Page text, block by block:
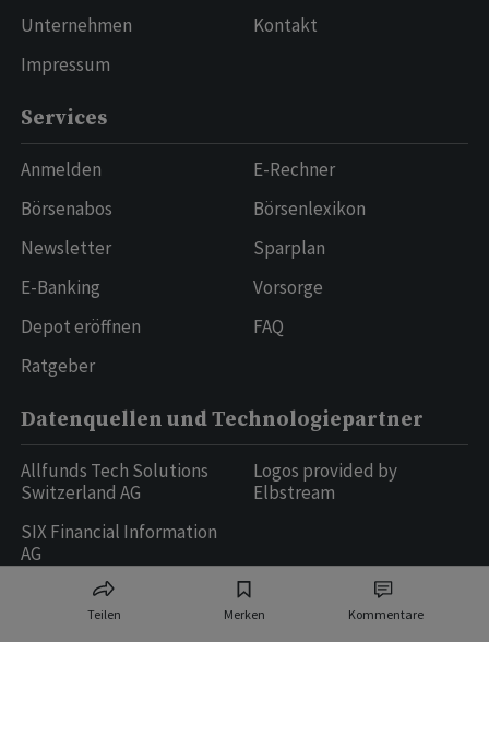
Teilen Merken Kommentare
Unternehmen
Impressum
Kontakt
Services
Anmelden
Börsenabos
Newsletter
E-Banking
Depot eröffnen
Ratgeber
E-Rechner
Börsenlexikon
Sparplan
Vorsorge
FAQ
Datenquellen und Technologiepartner
Allfunds Tech Solutions
Switzerland AG
SIX Financial Information
AG
Logos provided by
Elbstream